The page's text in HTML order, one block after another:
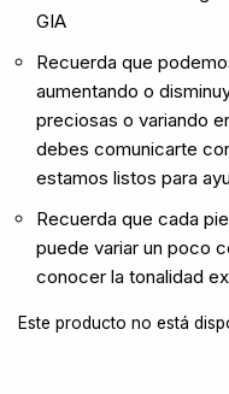
GIA
Recuerda que
aumentando o
preciosas o variando
debes comunicarte
estamos listos para
Recuerda que cada
puede variar un poco
conocer la tonalidad
Este producto no está